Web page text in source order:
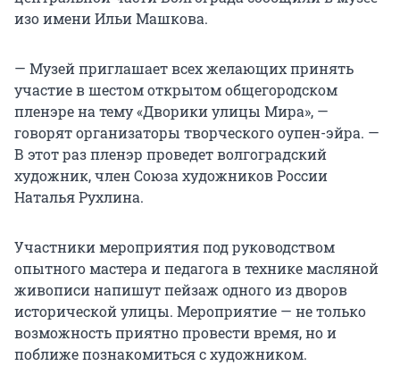
изо имени Ильи Машкова.
— Музей приглашает всех желающих принять
участие в шестом открытом общегородском
пленэре на тему «Дворики улицы Мира», —
говорят организаторы творческого оупен-эйра. —
В этот раз пленэр проведет волгоградский
художник, член Союза художников России
Наталья Рухлина.
Участники мероприятия под руководством
опытного мастера и педагога в технике масляной
живописи напишут пейзаж одного из дворов
исторической улицы. Мероприятие — не только
возможность приятно провести время, но и
поближе познакомиться с художником.